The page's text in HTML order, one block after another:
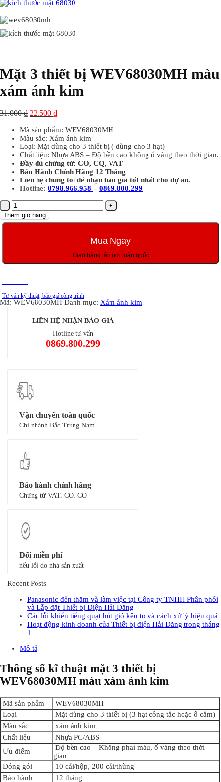
Mặt 3 thiết bị WEV68030MH màu
xám ánh kim
31.000₫ 22.500 ₫
Mã sản phẩm: WEV68030MH
Màu sắc: Xám ánh kim
Loại: Mặt dùng cho 3 thiết bị ( dùng cho 3 hạt)
Chất liệu: Nhựa ABS – Độ bền cao không ố vàng theo thời gian.
Đầy đủ chứng từ: CO, CQ, VAT
Bảo Hành Chính Hãng 12 Tháng
Liên hệ chúng tôi để nhận báo giá tốt nhất cho dự án.
Hotline: 0798.966.958 – 0869.800.299
Mặt
3
thiết
ánh
lượng
Thêm giỏ hàng
Mua Ngay
Giao hàng tận nơi toàn quốc
Tư vấn kỹ thuật, báo giá công trình
Mã: WEV68030MH Danh mục: Xám ánh kim
LIÊN HỆ NHẬN BÁO GIÁ
Hotline tư vấn
0869.800.299
Vận chuyển toàn quốc
Chi nhánh Bắc Trung Nam
Bảo hành chính hãng
Chứng từ VAT, CO, CQ
Đổi miễn phí
nếu lỗi do nhà sản xuất
Recent Posts
Panasonic đến thăm và làm việc tại Công ty TNHH Phân phối
và Lắp đặt Thiết bị Điện Hải Đăng
Các lỗi khiến tiếng quạt hút gió kêu to và cách xử lý hiệu quả
Hoạt động kinh doanh của Thiết bị điện Hải Đăng trong tháng
1
Mô tả
Thông số kĩ thuật mặt 3 thiết bị
WEV68030MH màu xám ánh kim
Mã sản phẩm
WEV68030MH
Loại
Mặt dùng cho 3 thiết bị (3 hạt công tắc hoặc ổ cắm)
Màu sắc
xám ánh kim
Chất liệu
Nhựa PC/ABS
Ưu điểm
Độ bền cao – Không phai màu, ố vàng theo thời
gian
Đóng gói
10 cái/hộp, 200 cái/thùng
Bảo hành
12 tháng